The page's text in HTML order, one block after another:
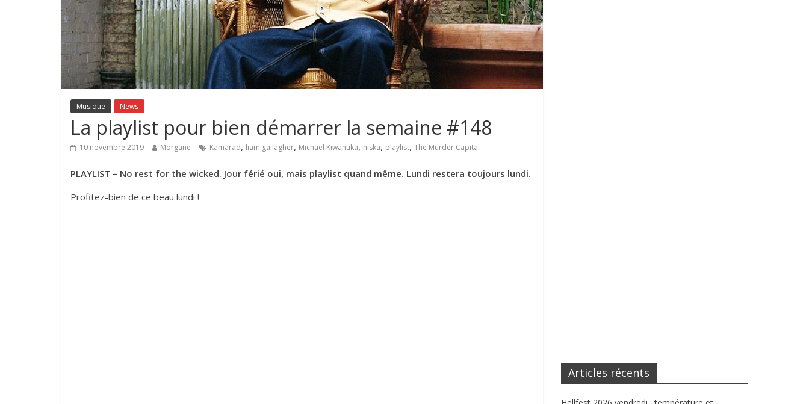
Musique News
La playlist pour bien démarrer la semaine #148
10 novembre 2019 Morgane Kamarad, liam gallagher, Michael Kiwanuka, niska, playlist, The Murder Capital
PLAYLIST – No rest for the wicked. Jour férié oui, mais playlist quand même. Lundi restera toujours lundi.
Profitez-bien de ce beau lundi !
Articles récents